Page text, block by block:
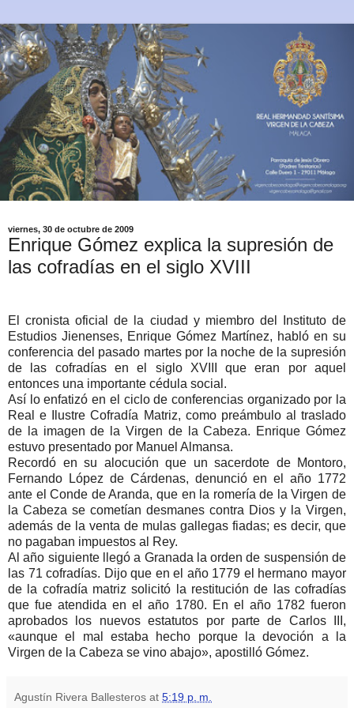
viernes, 30 de octubre de 2009
Enrique Gómez explica la supresión de
las cofradías en el siglo XVIII
El cronista oficial de la ciudad y miembro del Instituto de
Estudios Jienenses, Enrique Gómez Martínez, habló en su
conferencia del pasado martes por la noche de la supresión
de las cofradías en el siglo XVIII que eran por aquel
entonces una importante cédula social.
Así lo enfatizó en el ciclo de conferencias organizado por la
Real e Ilustre Cofradía Matriz, como preámbulo al traslado
de la imagen de la Virgen de la Cabeza. Enrique Gómez
estuvo presentado por Manuel Almansa.
Recordó en su alocución que un sacerdote de Montoro,
Fernando López de Cárdenas, denunció en el año 1772
ante el Conde de Aranda, que en la romería de la Virgen de
la Cabeza se cometían desmanes contra Dios y la Virgen,
además de la venta de mulas gallegas fiadas; es decir, que
no pagaban impuestos al Rey.
Al año siguiente llegó a Granada la orden de suspensión de
las 71 cofradías. Dijo que en el año 1779 el hermano mayor
de la cofradía matriz solicitó la restitución de las cofradías
que fue atendida en el año 1780. En el año 1782 fueron
aprobados los nuevos estatutos por parte de Carlos III,
«aunque el mal estaba hecho porque la devoción a la
Virgen de la Cabeza se vino abajo», apostilló Gómez.
Agustín Rivera Ballesteros at 5:19 p. m.